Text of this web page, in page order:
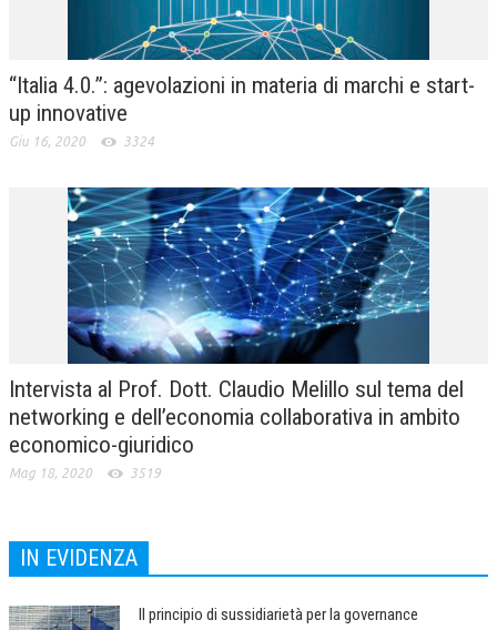
“Italia 4.0.”: agevolazioni in materia di marchi e start-
up innovative
Giu 16, 2020 3324
Intervista al Prof. Dott. Claudio Melillo sul tema del
networking e dell’economia collaborativa in ambito
economico-giuridico
Mag 18, 2020 3519
IN EVIDENZA
Il principio di sussidiarietà per la governance